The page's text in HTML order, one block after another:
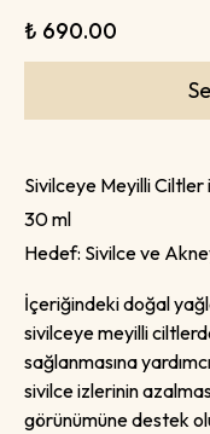
₺ 690.00
Sivilceye Meyilli Ciltler
30 ml
Hedef: Sivilce ve
İçeriğindeki doğal
sivilceye meyilli
sağlanmasına
sivilce izlerinin
görünümüne destek